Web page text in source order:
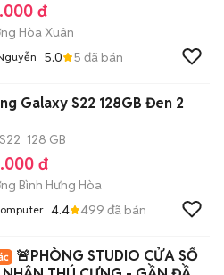
đ
Hòa Xuân
5.0 5 đã bán
Galaxy S22 128GB Đen 2
128 GB
đ
Bình Hưng Hòa
4.4 499 đã bán
🚨PHÒNG STUDIO CỬA SỔ